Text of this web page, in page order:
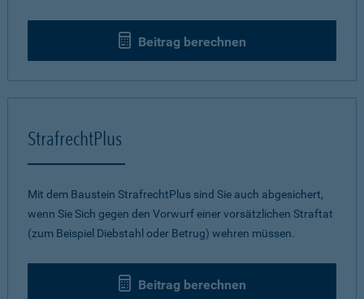
Beitrag berechnen
StrafrechtPlus
Mit dem Baustein StrafrechtPlus sind Sie auch abgesichert,
wenn Sie Sich gegen den Vorwurf einer vorsätzlichen Straftat
(zum Beispiel Diebstahl oder Betrug) wehren müssen.
Beitrag berechnen